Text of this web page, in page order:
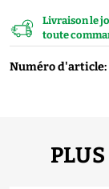
Livraison le
toute
Numéro d'article: